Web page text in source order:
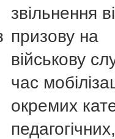
звільнення
призову на
військову
час
окремих
педагогічних,